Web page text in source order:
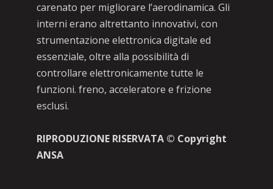
carenato per migliorare l’aerodinamica. Gli
interni erano altrettanto innovativi, con
strumentazione elettronica digitale ed
essenziale, oltre alla possibilità di
controllare elettronicamente tutte le
funzioni. freno, acceleratore e frizione
esclusi.
RIPRODUZIONE RISERVATA © Copyright
ANSA